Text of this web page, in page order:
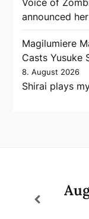
Voice of
announced
Magilumiere
Casts Yusuke
8. August 2026
Shirai plays